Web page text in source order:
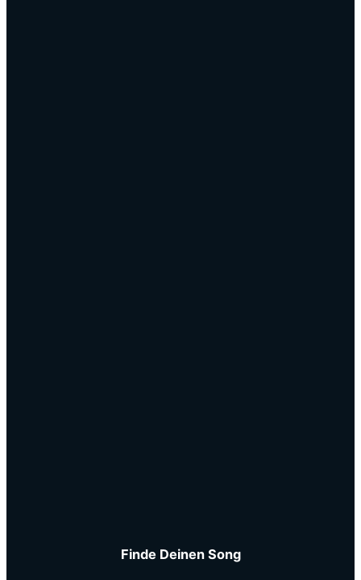
Finde Deinen Song